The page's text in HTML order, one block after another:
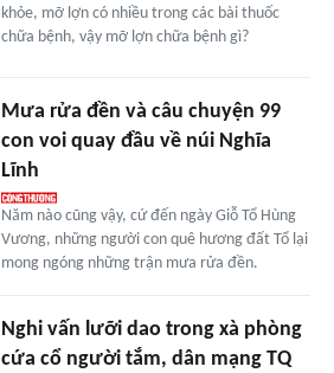
khỏe, mỡ lợn có nhiều trong các bài thuốc
chữa bệnh, vậy mỡ lợn chữa bệnh gì?
Mưa rửa đền và câu chuyện 99
con voi quay đầu về núi Nghĩa
Lĩnh
Năm nào cũng vậy, cứ đến ngày Giỗ Tổ Hùng
Vương, những người con quê hương đất Tổ lại
mong ngóng những trận mưa rửa đền.
Nghi vấn lưỡi dao trong xà phòng
cứa cổ người tắm, dân mạng TQ